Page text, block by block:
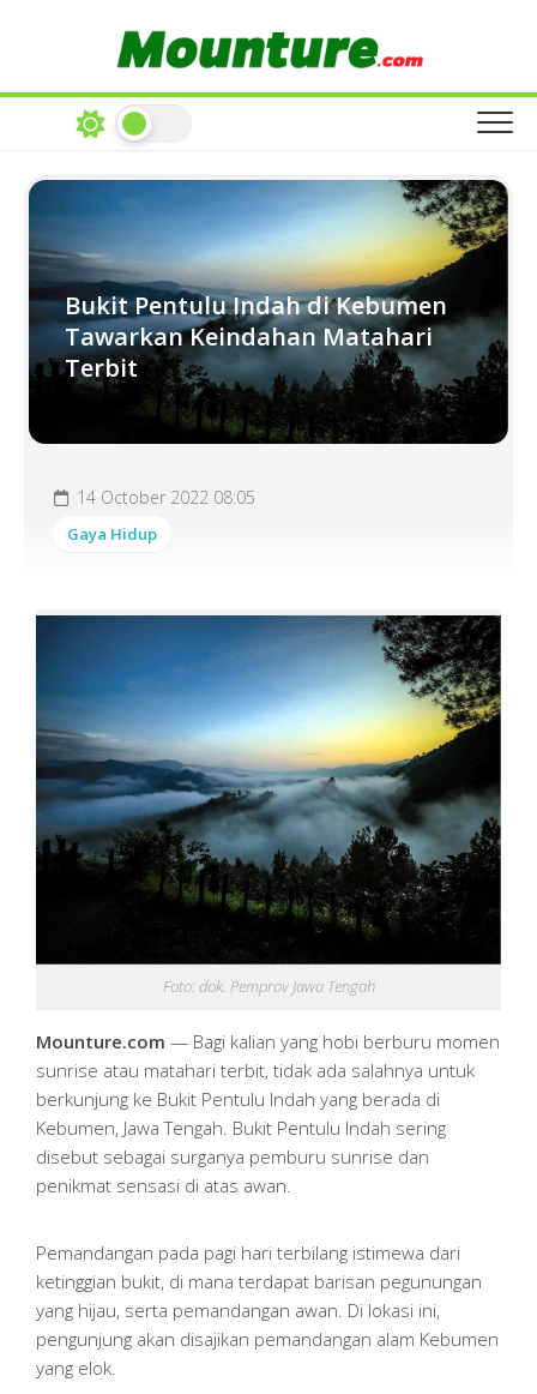
Bukit Pentulu Indah di Kebumen
Tawarkan Keindahan Matahari
Terbit
14 October 2022 08:05
Gaya Hidup
Foto: dok. Pemprov Jawa Tengah
Mounture.com — Bagi kalian yang hobi berburu momen
sunrise atau matahari terbit, tidak ada salahnya untuk
berkunjung ke Bukit Pentulu Indah yang berada di
Kebumen, Jawa Tengah. Bukit Pentulu Indah sering
disebut sebagai surganya pemburu sunrise dan
penikmat sensasi di atas awan.
Pemandangan pada pagi hari terbilang istimewa dari
ketinggian bukit, di mana terdapat barisan pegunungan
yang hijau, serta pemandangan awan. Di lokasi ini,
pengunjung akan disajikan pemandangan alam Kebumen
yang elok.